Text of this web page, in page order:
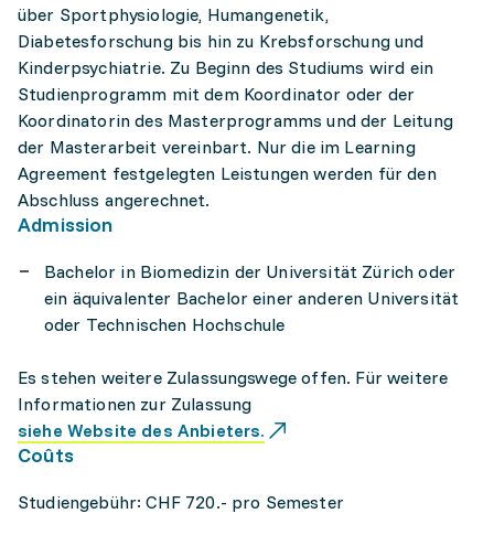
über Sportphysiologie, Humangenetik,
Diabetesforschung bis hin zu Krebsforschung und
Kinderpsychiatrie. Zu Beginn des Studiums wird ein
Studienprogramm mit dem Koordinator oder der
Koordinatorin des Masterprogramms und der Leitung
der Masterarbeit vereinbart. Nur die im Learning
Agreement festgelegten Leistungen werden für den
Abschluss angerechnet.
Admission
Bachelor in Biomedizin der Universität Zürich oder
ein äquivalenter Bachelor einer anderen Universität
oder Technischen Hochschule
Es stehen weitere Zulassungswege offen. Für weitere
Informationen zur Zulassung
siehe Website des Anbieters.
Coûts
Studiengebühr: CHF 720.- pro Semester